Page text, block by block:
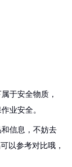
于安全物质，
业安全。
信息，不妨去
以参考对比哦，